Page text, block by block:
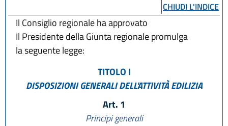
CHIUDI L'INDICE
Il Consiglio regionale ha approvato
Il Presidente della Giunta regionale promulga
la seguente legge:
TITOLO I
DISPOSIZIONI GENERALI DELL'ATTIVITÀ EDILIZIA
Art. 1
Principi generali